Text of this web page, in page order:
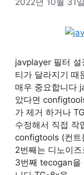
javplayer 필터 설
티가 달라지기 때
매우 중요합니다
았다면
가 제거 하거나
수정해서 직접 작
configtools (컨트
2번째는 디노이
3번째 tecogan을